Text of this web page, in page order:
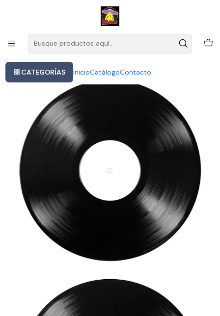
CATEGORÍAS InicioCatálogoContacto
Este es el texto del slide
Foster The People Paradise State Of Mind Lp Green Vinyl Versión Del
Álbum Estándar